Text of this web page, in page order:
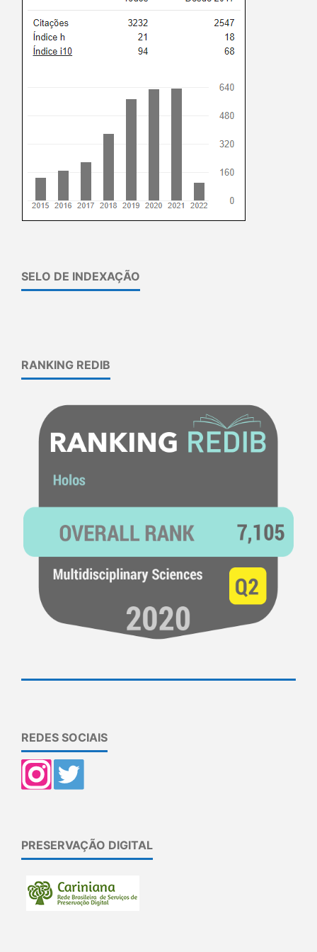
SELO DE INDEXAÇÃO
RANKING REDIB
REDES SOCIAIS
PRESERVAÇÃO DIGITAL